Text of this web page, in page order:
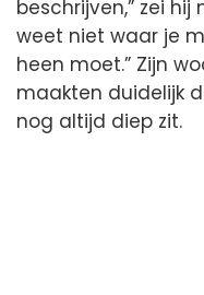
beschrijven,” zei
weet niet waar je
heen moet.” Zijn
maakten duidelijk
nog altijd diep zit.